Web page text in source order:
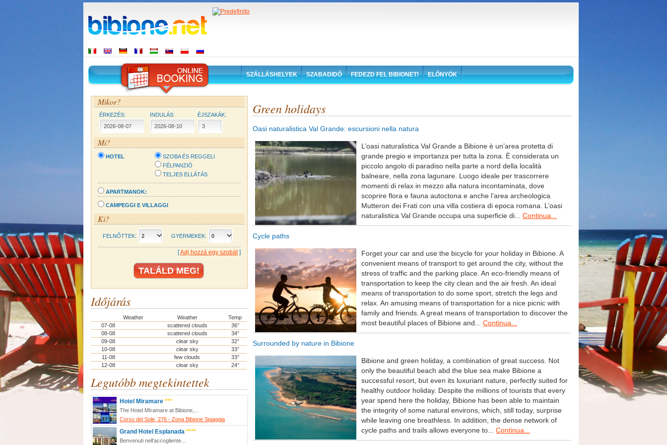
SZÁLLÁSHELYEK SZABADIDŐ FEDEZD FEL BIBIONET! ELŐNYÖK
Mikor?
ÉRKEZÉS: INDULÁS: ÉJSZAKÁK:
Mi?
HOTEL
SZOBA ÉS REGGELI
FÉLPANZIÓ
TELJES ELLÁTÁS
APARTMANOK:
CAMPEGGI E VILLAGGI
Ki?
FELNŐTTEK: GYERMEKEK:
[Adj hozzá egy szobát]
Időjárás
Weather Weather
Temp
07-08
scattered clouds
36°
08-08
scattered clouds
34°
09-08
clear sky
32°
10-08
clear sky
33°
11-08
few clouds
33°
12-08
clear sky 24°
Legutóbb megtekintettek
Hotel Miramare ***
The Hotel MIramare at Bibione,...
Corso del Sole, 276 - Zona Bibione Spiaggia
Grand Hotel Esplanada ****
Benvenuti nell’accogliente...
Green holidays
Oasi naturalistica Val Grande: escursioni nella natura
L’oasi naturalistica Val Grande a Bibione è un’area protetta di
grande pregio e importanza per tutta la zona. È considerata un
piccolo angolo di paradiso nella parte a nord della località
balneare, nella zona lagunare. Luogo ideale per trascorrere
momenti di relax in mezzo alla natura incontaminata, dove
scoprire flora e fauna autoctona e anche l’area archeologica
Mutteron dei Frati con una villa costiera di epoca romana. L’oasi
naturalistica Val Grande occupa una superficie di... Continua...
Cycle paths
Forget your car and use the bicycle for your holiday in Bibione. A
convenient means of transport to get around the city, without the
stress of traffic and the parking place. An eco-friendly means of
transportation to keep the city clean and the air fresh. An ideal
means of transportation to do some sport, stretch the legs and
relax. An amusing means of transportation for a nice picnic with
family and friends. A great means of transportation to discover the
most beautiful places of Bibione and... Continua...
Surrounded by nature in Bibione
Bibione and green holiday, a combination of great success. Not
only the beautiful beach abd the blue sea make Bibione a
successful resort, but even its luxuriant nature, perfectly suited for
healthy outdoor holiday. Despite the millions of tourists that every
year spend here the holiday, Bibione has been able to maintain
the integrity of some natural environs, which, still today, surprise
while leaving one breathless. In addition, the dense network of
cycle paths and trails allows everyone to... Continua...